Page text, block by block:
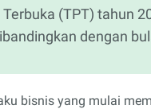
(TPT) tahun
dengan
bisnis yang mulai